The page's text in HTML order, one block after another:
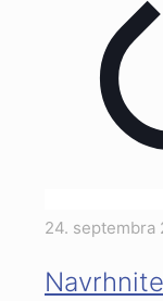
24. septembra